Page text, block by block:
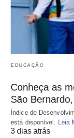
EDUCAÇÃO
Conheça as
São
Índice de
está disponível. Leia
3 dias atrás